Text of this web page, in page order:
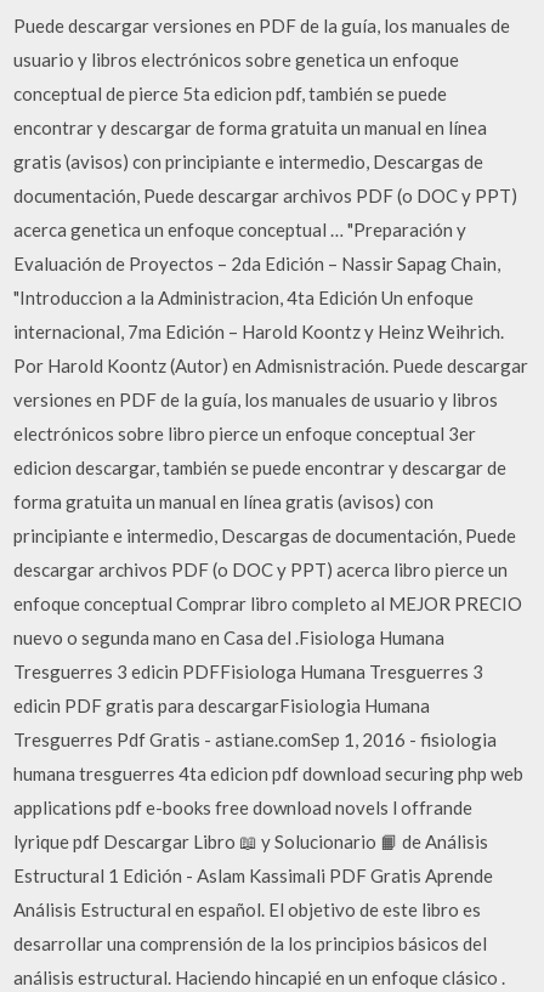
Puede descargar versiones en PDF de la guía, los manuales de
usuario y libros electrónicos sobre genetica un enfoque
conceptual de pierce 5ta edicion pdf, también se puede
encontrar y descargar de forma gratuita un manual en línea
gratis (avisos) con principiante e intermedio, Descargas de
documentación, Puede descargar archivos PDF (o DOC y PPT)
acerca genetica un enfoque conceptual … "Preparación y
Evaluación de Proyectos – 2da Edición – Nassir Sapag Chain,
"Introduccion a la Administracion, 4ta Edición Un enfoque
internacional, 7ma Edición – Harold Koontz y Heinz Weihrich.
Por Harold Koontz (Autor) en Admisnistración. Puede descargar
versiones en PDF de la guía, los manuales de usuario y libros
electrónicos sobre libro pierce un enfoque conceptual 3er
edicion descargar, también se puede encontrar y descargar de
forma gratuita un manual en línea gratis (avisos) con
principiante e intermedio, Descargas de documentación, Puede
descargar archivos PDF (o DOC y PPT) acerca libro pierce un
enfoque conceptual Comprar libro completo al MEJOR PRECIO
nuevo o segunda mano en Casa del .Fisiologa Humana
Tresguerres 3 edicin PDFFisiologa Humana Tresguerres 3
edicin PDF gratis para descargarFisiologia Humana
Tresguerres Pdf Gratis - astiane.comSep 1, 2016 - fisiologia
humana tresguerres 4ta edicion pdf download securing php web
applications pdf e-books free download novels l offrande
lyrique pdf Descargar Libro 📖 y Solucionario 📙 de Análisis
Estructural 1 Edición - Aslam Kassimali PDF Gratis Aprende
Análisis Estructural en español. El objetivo de este libro es
desarrollar una comprensión de la los principios básicos del
análisis estructural. Haciendo hincapié en un enfoque clásico .